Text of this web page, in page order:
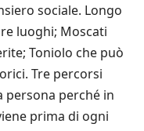
sociale. Longo
luoghi; Moscati
Toniolo che può
Tre percorsi
persona perché in
prima di ogni